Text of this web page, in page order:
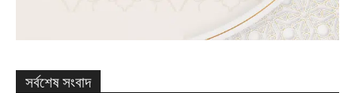
সর্বশেষ সংবাদ